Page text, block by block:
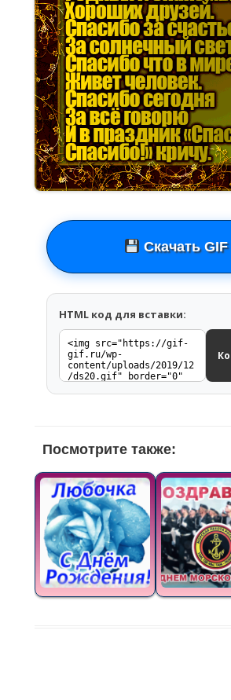
Скачать GIF
HTML код для вставки:
Посмотрите также: